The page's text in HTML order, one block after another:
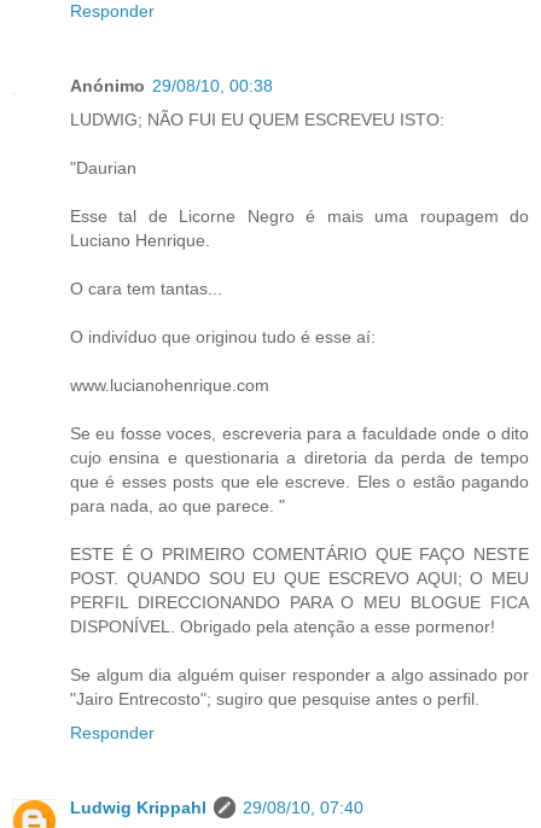
Responder
Anónimo 29/08/10, 00:38
LUDWIG; NÃO FUI EU QUEM ESCREVEU ISTO:
"Daurian
Esse tal de Licorne Negro é mais uma roupagem do
Luciano Henrique.
O cara tem tantas...
O indivíduo que originou tudo é esse aí:
www.lucianohenrique.com
Se eu fosse voces, escreveria para a faculdade onde o dito
cujo ensina e questionaria a diretoria da perda de tempo
que é esses posts que ele escreve. Eles o estão pagando
para nada, ao que parece. "
ESTE É O PRIMEIRO COMENTÁRIO QUE FAÇO NESTE
POST. QUANDO SOU EU QUE ESCREVO AQUI; O MEU
PERFIL DIRECCIONANDO PARA O MEU BLOGUE FICA
DISPONÍVEL. Obrigado pela atenção a esse pormenor!
Se algum dia alguém quiser responder a algo assinado por
"Jairo Entrecosto"; sugiro que pesquise antes o perfil.
Responder
Ludwig Krippahl
29/08/10, 07:40